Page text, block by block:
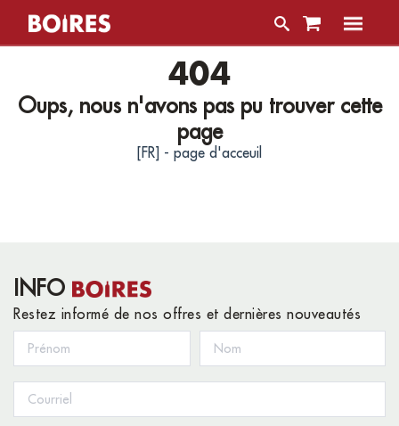
404
Oups, nous n'avons pas pu trouver cette
page
[FR] - page d'acceuil
INFO
Restez informé de nos offres et dernières nouveautés